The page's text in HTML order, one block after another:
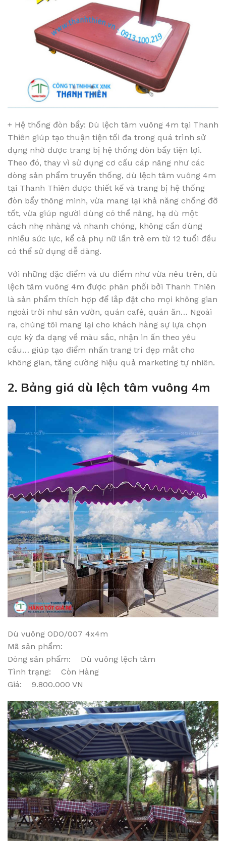
+ Hệ thống đòn bẩy: Dù lệch tâm vuông 4m tại Thanh
Thiên giúp tạo thuận tiện tối đa trong quá trình sử
dụng nhờ được trang bị hệ thống đòn bẩy tiện lợi.
Theo đó, thay vì sử dụng cơ cấu cáp nâng như các
dòng sản phẩm truyền thống, dù lệch tâm vuông 4m
tại Thanh Thiên được thiết kế và trang bị hệ thống
đòn bẩy thông minh, vừa mang lại khả năng chống đỡ
tốt, vừa giúp người dùng có thể nâng, hạ dù một
cách nhẹ nhàng và nhanh chóng, không cần dùng
nhiều sức lực, kể cả phụ nữ lần trẻ em từ 12 tuổi đều
có thể sử dụng dễ dàng.
Với những đặc điểm và ưu điểm như vừa nêu trên, dù
lệch tâm vuông 4m được phân phối bởi Thanh Thiên
là sản phẩm thích hợp để lắp đặt cho mọi không gian
ngoài trời như sân vườn, quán café, quán ăn… Ngoài
ra, chúng tôi mang lại cho khách hàng sự lựa chọn
cực kỳ đa dạng về màu sắc, nhận in ấn theo yêu
cầu… giúp tạo điểm nhấn trang trí đẹp mắt cho
không gian, tăng cường hiệu quả marketing tự nhiên.
2. Bảng giá dù lệch tâm vuông 4m
Dù vuông ODO/007 4x4m
Mã sản phẩm:
Dòng sản phẩm: Dù vuông lệch tâm
Tình trạng: Còn Hàng
Giá: 9.800.000 VN